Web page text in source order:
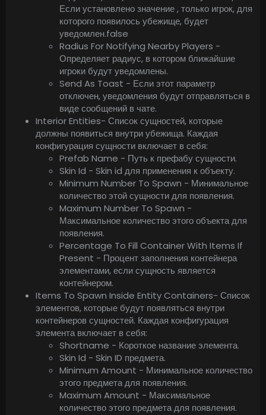
Если установлено значение , только игрок, для
которого появилось убежище, будет
уведомлен.false
Radius For Notifying Nearby Players -
Определяет радиус, в котором ближайшие
игроки будут уведомлены.
Send As Toast - Если этот параметр
отключен, уведомления будут отправляться в
виде сообщений в чате.
Interior Entities- Список сущностей, которые
должны появиться внутри убежища. Каждая
конфигурация сущности включает в себя:
Prefab Name - Путь к префабу сущности.
Skin Id - Skin id для применения к объекту.
Minimum Number To Spawn - Минимальное
количество этой сущности для появления.
Maximum Number To Spawn -
Максимальное количество этого объекта для
появления.
Percentage To Fill Container With Items If
Present - Процент заполнения контейнера
элементами, если сущность является
контейнером.
Items To Spawn Inside Entity Containers- Список
элементов, которые будут появляться внутри
контейнеров сущностей. Каждая конфигурация
элемента включает в себя:
Shortname - Короткое название элемента.
Skin Id - Skin ID предмета.
Minimum Amount - Минимальное количество
этого предмета для появления.
Maximum Amount - Максимальное
количество этого предмета для появления.